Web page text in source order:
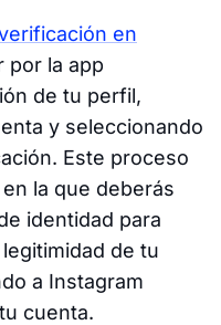
en
por la app
de tu perfil,
y seleccionando
Este proceso
la que deberás
identidad para
de tu
a Instagram
cuenta.